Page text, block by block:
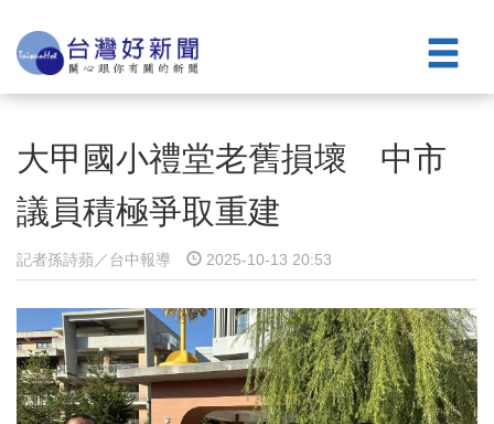
大甲國小禮堂老舊損壞 中市
議員積極爭取重建
記者孫詩蘋／台中報導 2025-10-13 20:53